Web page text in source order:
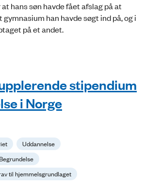
hans søn havde fået afslag på at
han havde søgt ind på, og i
på et andet.
stipendium
i Norge
Uddannelse
til hjemmelsgrundlaget